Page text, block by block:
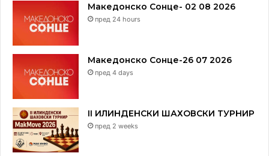
Македонско Сонце- 02 08 2026
пред 24 hours
Македонско Сонце-26 07 2026
пред 4 days
II ИЛИНДЕНСКИ ШАХОВСКИ ТУРНИР
пред 2 weeks